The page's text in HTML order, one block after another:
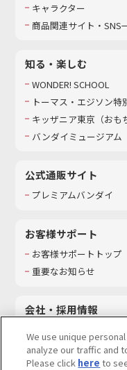
キャラクター
商品関連サイト・SNS
知る・楽しむ
WONDER! SCHOOL
トーマス・エジソン特
キッザニア東京（おも
バンダイミュージアム
公式通販サイト
プレミアムバンダイ
お客様サポート
お客様サポートトップ
重要なお知らせ
会社・採用情報
採用情報
サステナビリティ
We use unique
analyze our traffic and
Please click here to